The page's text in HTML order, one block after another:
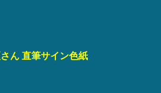
ん 直筆サイン色紙